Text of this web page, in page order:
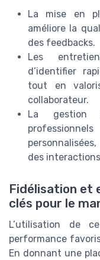
La mise en
améliore la
des feedbacks.
Les
d’identifier
tout en
collaborateur.
La gestion
des
Fidélisation et
clés pour le
L’utilisation de
performance
En donnant une